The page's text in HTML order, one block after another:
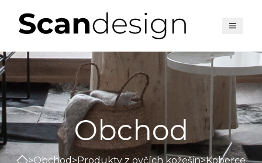
Obchod
>Obchod >Produkty z ovčích kožešin>Koberce